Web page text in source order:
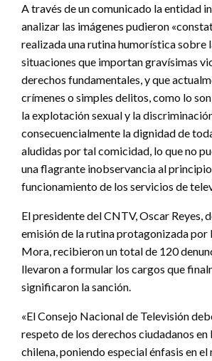
A través de un comunicado la entidad
analizar las imágenes pudieron
realizada una rutina humorística sobre
situaciones que importan gravísimas
derechos fundamentales, y que
crímenes o simples delitos, como lo
la explotación sexual y la
consecuencialmente la dignidad de
aludidas por tal comicidad, lo que no
una flagrante inobservancia al
funcionamiento de los servicios de
El presidente del CNTV, Oscar Reyes,
emisión de la rutina protagonizada por
Mora, recibieron un total de 120
llevaron a formular los cargos que
significaron la sanción.
«El Consejo Nacional de Televisión
respeto de los derechos ciudadanos en
chilena, poniendo especial énfasis en el